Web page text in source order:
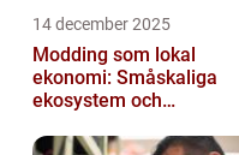
14 december 2025
Modding som lokal
ekonomi: Småskaliga
ekosystem och